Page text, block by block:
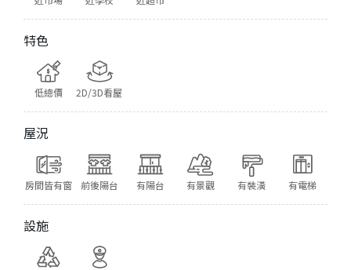
特色
低總價 2D/3D看屋
屋況
房間皆有窗 前後陽台 有陽台 有景觀 有裝潢 有電梯
設施